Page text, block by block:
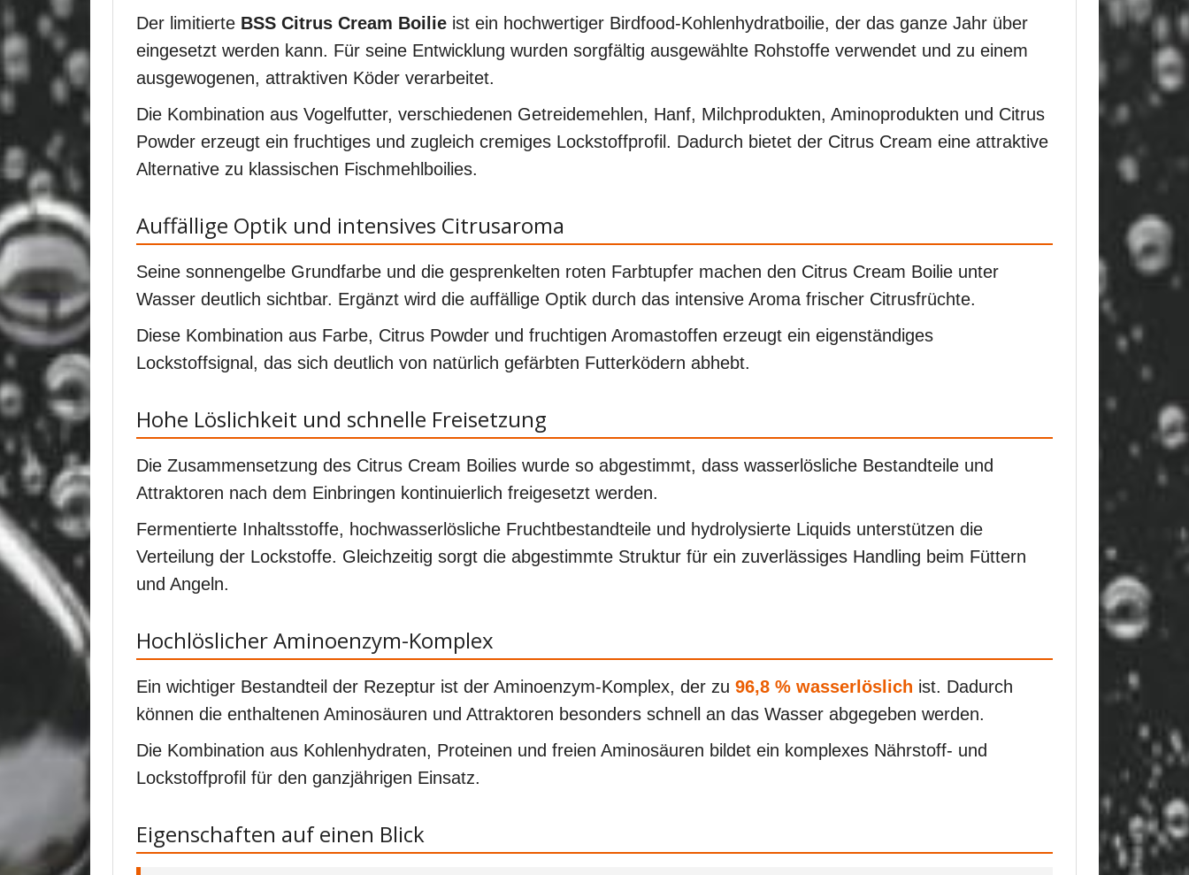
Der limitierte BSS Citrus Cream Boilie ist ein hochwertiger Birdfood-Kohlenhydratboilie, der das ganze Jahr über
eingesetzt werden kann. Für seine Entwicklung wurden sorgfältig ausgewählte Rohstoffe verwendet und zu einem
ausgewogenen, attraktiven Köder verarbeitet.
Die Kombination aus Vogelfutter, verschiedenen Getreidemehlen, Hanf, Milchprodukten, Aminoprodukten und Citrus
Powder erzeugt ein fruchtiges und zugleich cremiges Lockstoffprofil. Dadurch bietet der Citrus Cream eine attraktive
Alternative zu klassischen Fischmehlboilies.
Auffällige Optik und intensives Citrusaroma
Seine sonnengelbe Grundfarbe und die gesprenkelten roten Farbtupfer machen den Citrus Cream Boilie unter
Wasser deutlich sichtbar. Ergänzt wird die auffällige Optik durch das intensive Aroma frischer Citrusfrüchte.
Diese Kombination aus Farbe, Citrus Powder und fruchtigen Aromastoffen erzeugt ein eigenständiges
Lockstoffsignal, das sich deutlich von natürlich gefärbten Futterködern abhebt.
Hohe Löslichkeit und schnelle Freisetzung
Die Zusammensetzung des Citrus Cream Boilies wurde so abgestimmt, dass wasserlösliche Bestandteile und
Attraktoren nach dem Einbringen kontinuierlich freigesetzt werden.
Fermentierte Inhaltsstoffe, hochwasserlösliche Fruchtbestandteile und hydrolysierte Liquids unterstützen die
Verteilung der Lockstoffe. Gleichzeitig sorgt die abgestimmte Struktur für ein zuverlässiges Handling beim Füttern
und Angeln.
Hochlöslicher Aminoenzym-Komplex
Ein wichtiger Bestandteil der Rezeptur ist der Aminoenzym-Komplex, der zu 96,8 % wasserlöslich ist. Dadurch
können die enthaltenen Aminosäuren und Attraktoren besonders schnell an das Wasser abgegeben werden.
Die Kombination aus Kohlenhydraten, Proteinen und freien Aminosäuren bildet ein komplexes Nährstoff- und
Lockstoffprofil für den ganzjährigen Einsatz.
Eigenschaften auf einen Blick